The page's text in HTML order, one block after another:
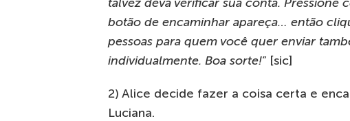
botão de encaminhar apareça… então
pessoas para quem você quer enviar
individualmente. Boa sorte!” [sic]
2) Alice decide fazer a coisa certa e
Luciana.